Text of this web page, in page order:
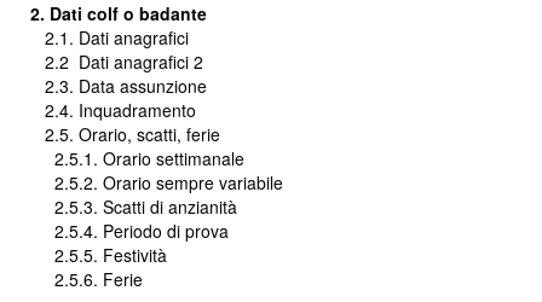
2. Dati colf o badante
2.1. Dati anagrafici
2.2 Dati anagrafici 2
2.3. Data assunzione
2.4. Inquadramento
2.5. Orario, scatti, ferie
2.5.1. Orario settimanale
2.5.2. Orario sempre variabile
2.5.3. Scatti di anzianità
2.5.4. Periodo di prova
2.5.5. Festività
2.5.6. Ferie